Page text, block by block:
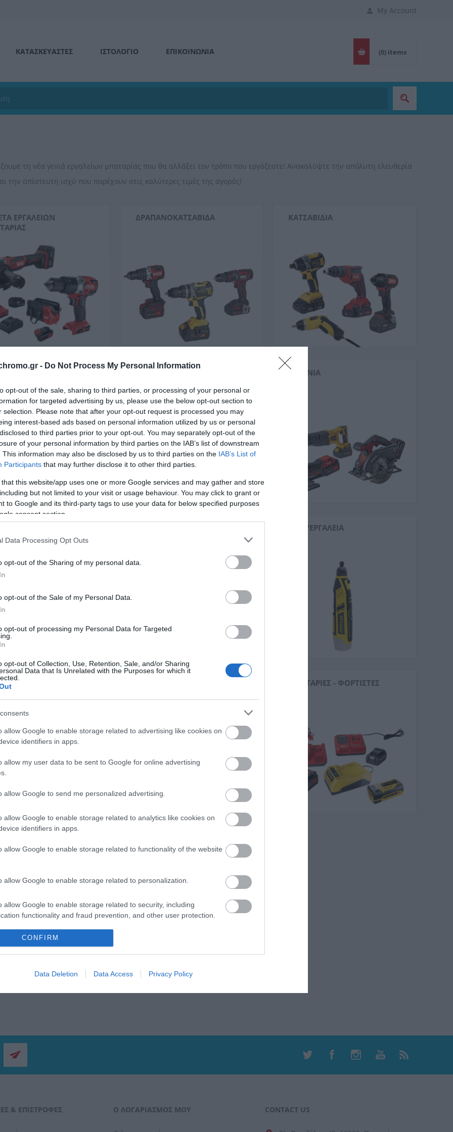
- Do Not Process My Personal Information
opt-out of the sale, sharing to third parties, or processing of your personal or
for targeted advertising by us, please use the below opt-out section to
selection. Please note that after your opt-out request is processed you may
interest-based ads based on personal information utilized by us or personal
to third parties prior to your opt-out. You may separately opt-out of the
of your personal information by third parties on the IAB’s list of downstream
This information may also be disclosed by us to third parties on the IAB’s List of
Participants that may further disclose it to other third parties.
that this website/app uses one or more Google services and may gather and store
but not limited to your visit or usage behaviour. You may click to grant or
to Google and its third-party tags to use your data for below specified purposes
consent section.
Data Processing Opt Outs
opt-out of the Sharing of my personal data.
opt-out of the Sale of my Personal Data.
opt-out of processing my Personal Data for Targeted
opt-out of Collection, Use, Retention, Sale, and/or Sharing
Data that Is Unrelated with the Purposes for which it
allow Google to enable storage related to advertising like cookies on
identifiers in apps.
allow my user data to be sent to Google for online advertising
allow Google to send me personalized advertising.
allow Google to enable storage related to analytics like cookies on
identifiers in apps.
allow Google to enable storage related to functionality of the website
allow Google to enable storage related to personalization.
allow Google to enable storage related to security, including
functionality and fraud prevention, and other user protection.
CONFIRM
Data Deletion Data Access Privacy Policy
My Account
ΚΑΤΑΣΚΕΥΑΣΤΕΣ ΙΣΤΟΛΌΓΙΟ ΕΠΙΚΟΙΝΩΝΊΑ (0) items
τη νέα γενιά εργαλείων μπαταρίας που θα αλλάξει τον τρόπο που εργάζεστε! Ανακαλύψτε την απόλυτη ελευθερία
την απίστευτη ισχύ που παρέχουν στις καλύτερες τιμές της αγοράς!
ΕΡΓΑΛΕΊΩΝ
ΔΡΑΠΑΝΟΚΑΤΣΆΒΙΔΑ ΚΑΤΣΑΒΊΔΙΑ
ΠΡΙΌΝΙΑ
ΠΟΛΥΕΡΓΑΛΕΊΑ
ΕΠΕΞΕΡΓΑΣΊΑΣ
ΜΠΑΤΑΡΊΕΣ - ΦΟΡΤΙΣΤΈΣ
ΜΠΑΤΑΡΊΑΣ
& ΕΠΙΣΤΡΟΦΈΣ Ο ΛΟΓΑΡΙΑΣΜΌΣ ΜΟΥ CONTACT US